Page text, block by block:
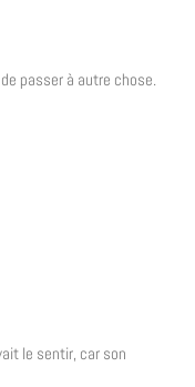
passer à autre chose.
le sentir, car son